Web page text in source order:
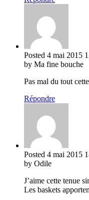
Posted 4 mai 2015
by Ma fine bouche
Pas mal du tout
Répondre
Posted 4 mai 2015
by Odile
J’aime cette tenue
Les baskets